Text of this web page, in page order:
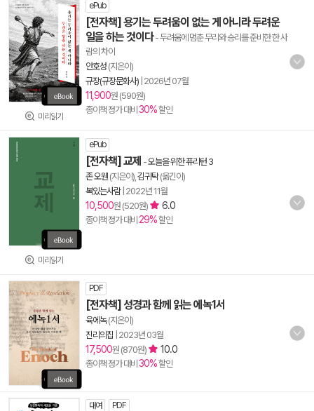
미리읽기
ePub
[전자책] 용기는 두려움이 없는 게 아니라 두려운
일을 하는 것이다- 두려움에 멈춘 무리와 승리를 준비한 한 사
람의 차이
안호성 (지은이)
규장(규장문화사) 2026년 07월
11,900원 (590원)
종이책 정가 대비 30%할인
미리읽기
ePub
[전자책] 교제 -오늘을 위한 퓨리턴 3
존 오웬 (지은이), 김귀탁(옮긴이)
복있는사람| 2022년 11월
10,500원 (520원) 6.0
종이책 정가 대비 29%할인
PDF
[전자책] 성경과 함께 읽는 에녹1서
육에녹(지은이)
진리의집 2023년 03월
17,500원 (870원) 10.0
종이책 정가 대비 30%할인
대여 PDF